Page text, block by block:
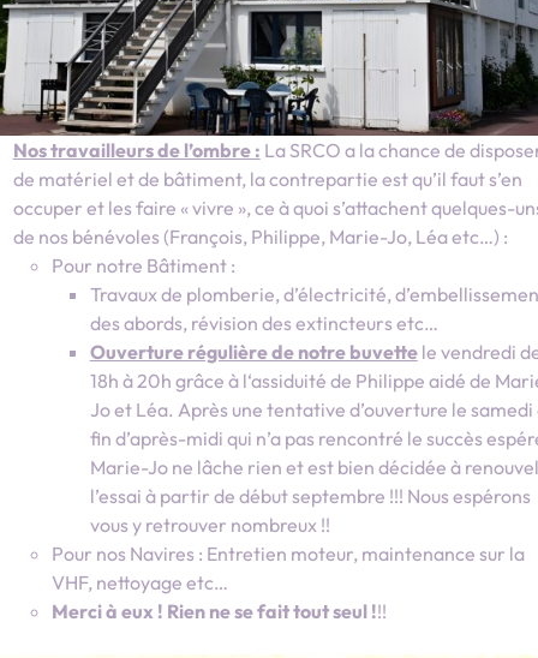
Nos travailleurs de l’ombre : La SRCO a la chance de
de matériel et de bâtiment, la contrepartie est qu’il faut s’en
occuper et les faire « vivre », ce à quoi s’attachent quelques-
de nos bénévoles (François, Philippe, Marie-Jo, Léa etc…) :
Pour notre Bâtiment :
Travaux de plomberie, d’électricité,
des abords, révision des extincteurs etc…
Ouverture régulière de notre buvettele vendredi
18h à 20h grâce à l‘assiduité de Philippe aidé de
Jo et Léa. Après une tentative d’ouverture le samedi
fin d’après-midi qui n’a pas rencontré le succès
Marie-Jo ne lâche rien et est bien décidée à
l’essai à partir de début septembre !!! Nous espérons
vous y retrouver nombreux !!
Pour nos Navires : Entretien moteur, maintenance sur la
VHF, nettoyage etc…
Merci à eux ! Rien ne se fait tout seul !!!